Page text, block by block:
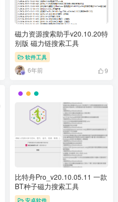
磁力资源搜索助手v20.10.20特
别版 磁力链搜索工具
软件工具
6年前 9
比特舟Pro_v20.10.05.11 一款
BT种子磁力搜索工具
安卓软件